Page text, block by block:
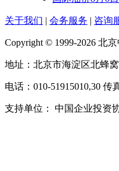
关于我们 | 会务服务 | 咨询
Copyright © 1999-2026 北
地址：北京市海淀区北蜂
电话：010-51915010,30 传
支持单位： 中国企业投资